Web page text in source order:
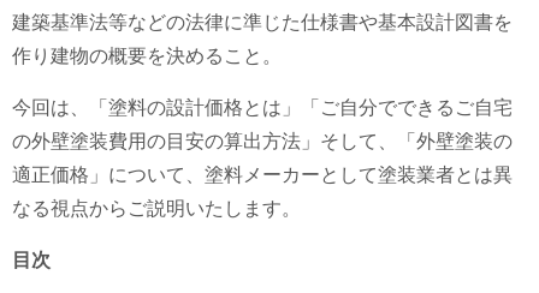
建築基準法等などの法律に準じた仕様書や基本設計図書を
作り建物の概要を決めること。
今回は、「塗料の設計価格とは」「ご自分でできるご自宅
の外壁塗装費用の目安の算出方法」そして、「外壁塗装の
適正価格」について、塗料メーカーとして塗装業者とは異
なる視点からご説明いたします。
目次